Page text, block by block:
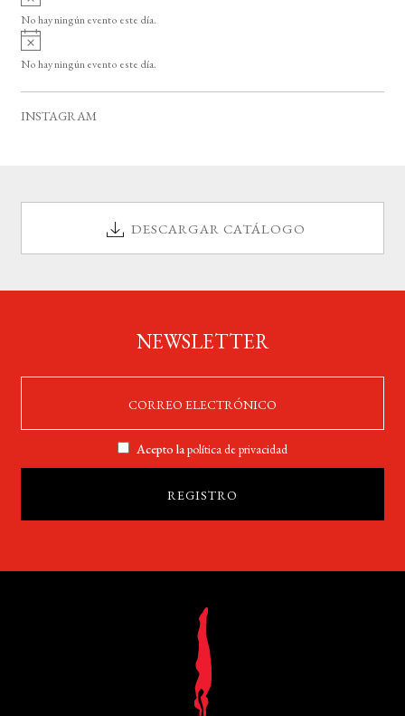
o
v
i
o
No hay ningún evento este día.
A
v
i
No hay ningún evento este día.
INSTAGRAM
DESCARGAR CATÁLOGO
NEWSLETTER
Acepto lapolítica de privacidad